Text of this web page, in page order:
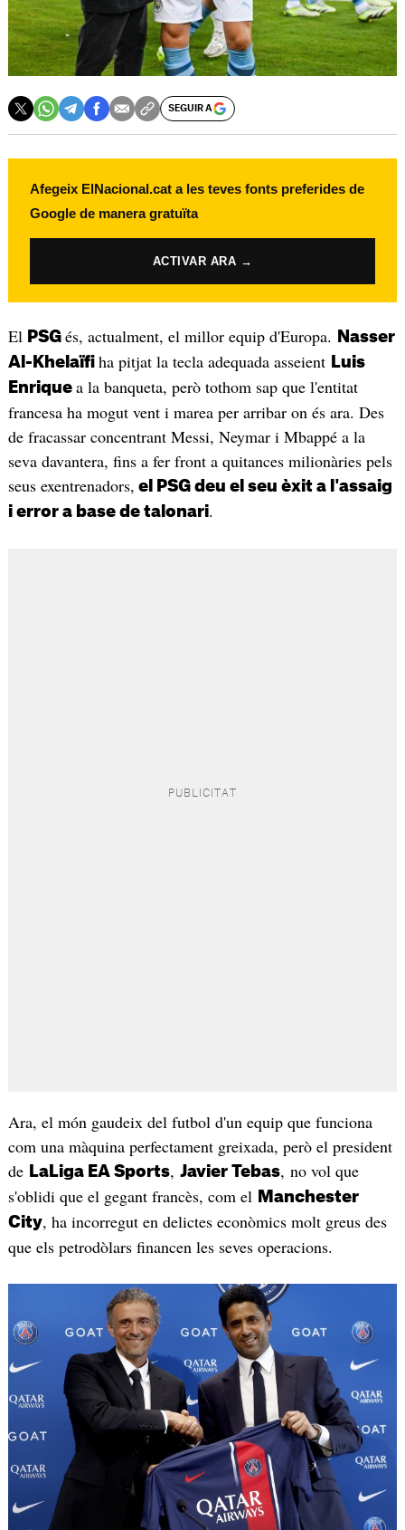
SEGUIR A
Afegeix ElNacional.cat a les teves fonts preferides de
Google de manera gratuïta
ACTIVAR ARA →
El PSG és, actualment, el millor equip d'Europa.
Nasser
Al-Khelaïfi ha pitjat la tecla adequada asseient Luis
Enrique a la banqueta, però tothom sap que l'entitat
francesa ha mogut vent i marea per arribar on és ara. Des
de fracassar concentrant Messi, Neymar i Mbappé a la
seva davantera, fins a fer front a quitances milionàries pels
seus exentrenadors, el PSG deu el seu èxit a l'assaig
i error a base de talonari.
Ara, el món gaudeix del futbol d'un equip que funciona
com una màquina perfectament greixada, però el president
de LaLiga EA Sports, Javier Tebas, no vol que
s'oblidi que el gegant francès, com el Manchester
City, ha incorregut en delictes econòmics molt greus des
que els petrodòlars financen les seves operacions.